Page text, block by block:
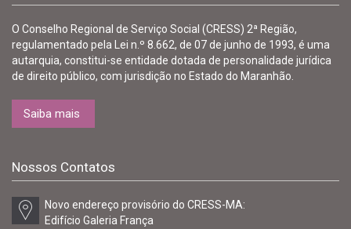
O Conselho Regional de Serviço Social (CRESS) 2ª Região,
regulamentado pela Lei n.º 8.662, de 07 de junho de 1993, é uma
autarquia, constitui-se entidade dotada de personalidade jurídica
de direito público, com jurisdição no Estado do Maranhão.
Saiba mais
Nossos Contatos
Novo endereço provisório do CRESS-MA:
Edifício Galeria França